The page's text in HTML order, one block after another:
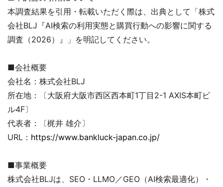
本調査結果を引用・転載いただく際は、出典として「株式
会社BLJ『AI検索の利用実態と購買行動への影響に関する
調査（2026）』」を明記してください。
■会社概要
会社名：株式会社BLJ
所在地：〔大阪府大阪市西区西本町1丁目2-1 AXIS本町ビ
ル4F〕
代表者：〔梶井 雄介〕
URL： https://www.bankluck-japan.co.jp/
■事業概要
株式会社BLJは、SEO・LLMO／GEO（AI検索最適化）・